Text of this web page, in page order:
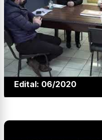
Edital: 06/2020